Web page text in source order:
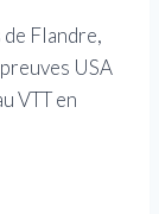
Flandre,
USA
VTT en